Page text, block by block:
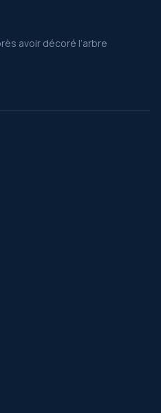
avoir décoré l’arbre